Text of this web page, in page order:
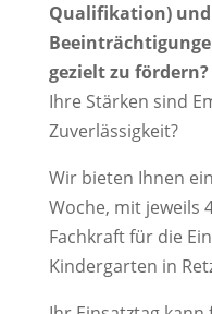
Qualifikation)
gezielt zu fördern?
Ihre Stärken sind
Zuverlässigkeit?
Wir bieten Ihnen
Woche, mit jeweils
Fachkraft für die
Kindergarten in